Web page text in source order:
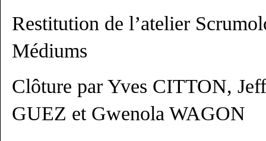
Restitution de l’atelier
Médiums
Clôture par Yves CITTON,
GUEZ et Gwenola WAGON